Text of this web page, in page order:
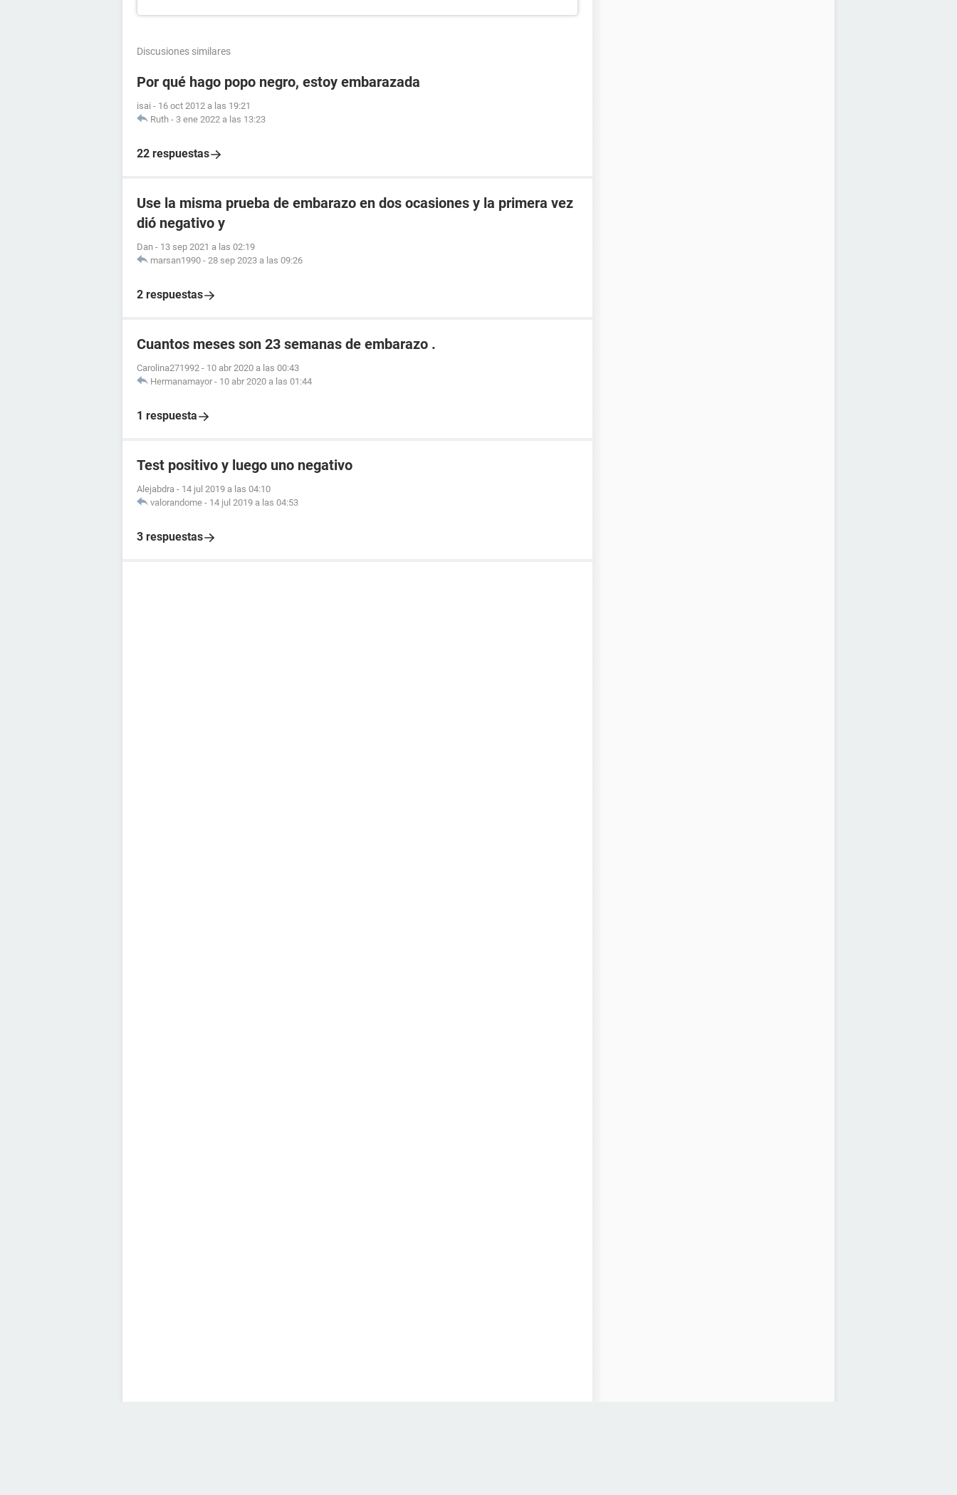
Discusiones similares
Por qué hago popo negro, estoy embarazada
isai - 16 oct 2012 a las 19:21
Ruth - 3 ene 2022 a las 13:23
22 respuestas
Use la misma prueba de embarazo en dos ocasiones y la primera vez
dió negativo y
Dan - 13 sep 2021 a las 02:19
marsan1990 - 28 sep 2023 a las 09:26
2 respuestas
Cuantos meses son 23 semanas de embarazo .
Carolina271992 - 10 abr 2020 a las 00:43
Hermanamayor - 10 abr 2020 a las 01:44
1 respuesta
Test positivo y luego uno negativo
Alejabdra - 14 jul 2019 a las 04:10
valorandome - 14 jul 2019 a las 04:53
3 respuestas